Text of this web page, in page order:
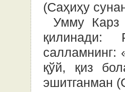
(Саҳиҳу
Умму Карз
қилинади:
салламнинг:
қўй, қиз
эшитганман